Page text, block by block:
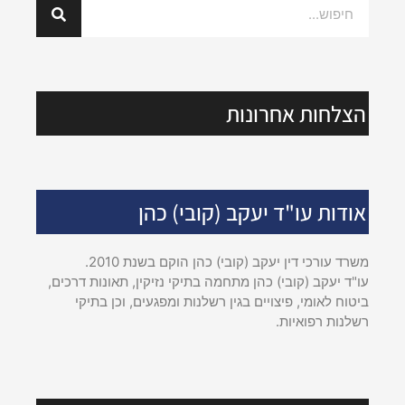
הצלחות אחרונות
אודות עו"ד יעקב (קובי) כהן
משרד עורכי דין יעקב (קובי) כהן הוקם בשנת 2010.
עו"ד יעקב (קובי) כהן מתחמה בתיקי נזיקין, תאונות דרכים,
ביטוח לאומי, פיצויים בגין רשלנות ומפגעים, וכן בתיקי
רשלנות רפואיות.